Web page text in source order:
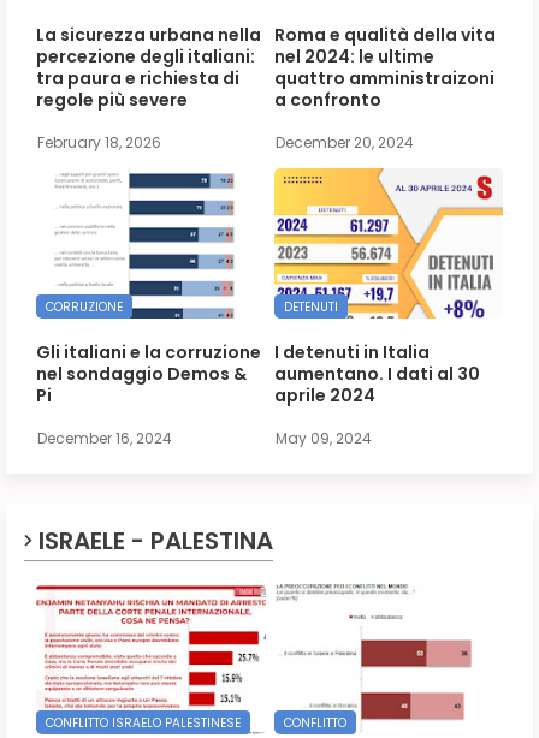
La sicurezza urbana nella
percezione degli italiani:
tra paura e richiesta di
regole più severe
February 18, 2026
Roma e qualità della vita
nel 2024: le ultime
quattro amministraizoni
a confronto
December 20, 2024
CORRUZIONE
Gli italiani e la corruzione
nel sondaggio Demos &
Pi
December 16, 2024
DETENUTI
I detenuti in Italia
aumentano. I dati al 30
aprile 2024
May 09, 2024
ISRAELE - PALESTINA
CONFLITTO ISRAELO PALESTINESE CONFLITTO